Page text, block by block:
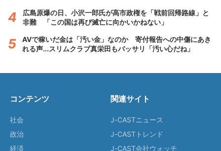
広島原爆の日、小沢一郎氏が高市政権を「戦前回帰路線」と
非難 「この国は再び滅亡に向かいかねない」
AVで稼いだ金は「汚い金」なのか 寄付報告への中傷にあき
れる声...スリムクラブ真栄田もバッサリ「汚い心だね」
コンテンツ
社会
政治
経済
関連サイト
J-CASTニュース
J-CASTトレンド
J-CAST会社ウォッチ